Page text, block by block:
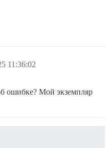
11:36:02
ошибке? Мой экземпляр